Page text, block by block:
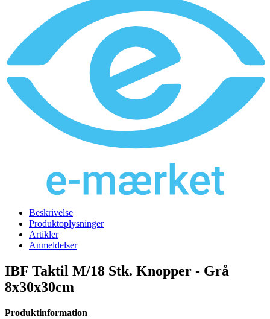
Beskrivelse
Produktoplysninger
Artikler
Anmeldelser
IBF Taktil M/18 Stk. Knopper - Grå
8x30x30cm
Produktinformation